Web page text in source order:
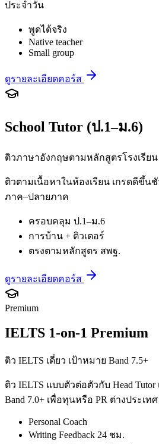
ประจำวัน
พูดได้จริง
Native teacher
Small group
ดูรายละเอียดคอร์ส
School Tutor (ป.1–ม.6)
ติวภาษาอังกฤษตามหลักสูตรโรงเรียน
ติวตามเนื้อหาในห้องเรียน เกรดดีขึ้น
ภาค–ปลายภาค
ครอบคลุม ป.1–ม.6
การบ้าน + ติวเตอร์
ตรงตามหลักสูตร สพฐ.
ดูรายละเอียดคอร์ส
Premium
IELTS 1-on-1 Premium
ติว IELTS เดี่ยว เป้าหมาย Band 7.5+
ติว IELTS แบบตัวต่อตัวกับ Head
Band 7.0+ เพื่อทุนหรือ PR ต่างประเทศ
Personal Coach
Writing Feedback 24 ชม.